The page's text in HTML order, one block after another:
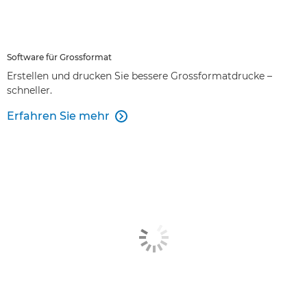
Software für Grossformat
Erstellen und drucken Sie bessere Grossformatdrucke –
schneller.
Erfahren Sie mehr 